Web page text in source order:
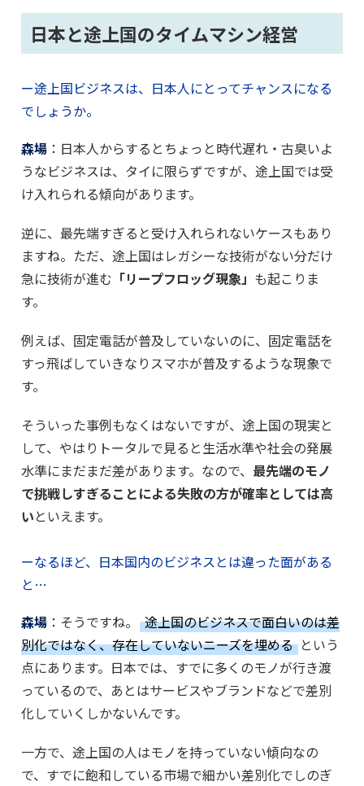
日本と途上国のタイムマシン経営
ー途上国ビジネスは、日本人にとってチャンスになる
でしょうか。
森場 ：日本人からするとちょっと時代遅れ・古臭いよ
うなビジネスは、タイに限らずですが、途上国では受
け入れられる傾向があります。
逆に、最先端すぎると受け入れられないケースもあり
ますね。ただ、途上国はレガシーな技術がない分だけ
急に技術が進む 「リープフロッグ現象」 も起こりま
す。
例えば、固定電話が普及していないのに、固定電話を
すっ飛ばしていきなりスマホが普及するような現象で
す。
そういった事例もなくはないですが、途上国の現実と
して、やはりトータルで見ると生活水準や社会の発展
水準にまだまだ差があります。なので、 最先端のモノ
で挑戦しすぎることによる失敗の方が確率としては高
いといえます。
ーなるほど、日本国内のビジネスとは違った面がある
と…
森場 ：そうですね。
途上国のビジネスで面白いのは差
別化ではなく、存在していないニーズを埋める という
点にあります。日本では、すでに多くのモノが行き渡
っているので、あとはサービスやブランドなどで差別
化していくしかないんです。
一方で、途上国の人はモノを持っていない傾向なの
で、すでに飽和している市場で細かい差別化でしのぎ